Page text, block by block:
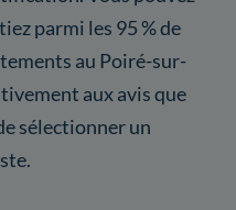
parmi les 95 % de
au Poiré-sur-
aux avis que
sélectionner un